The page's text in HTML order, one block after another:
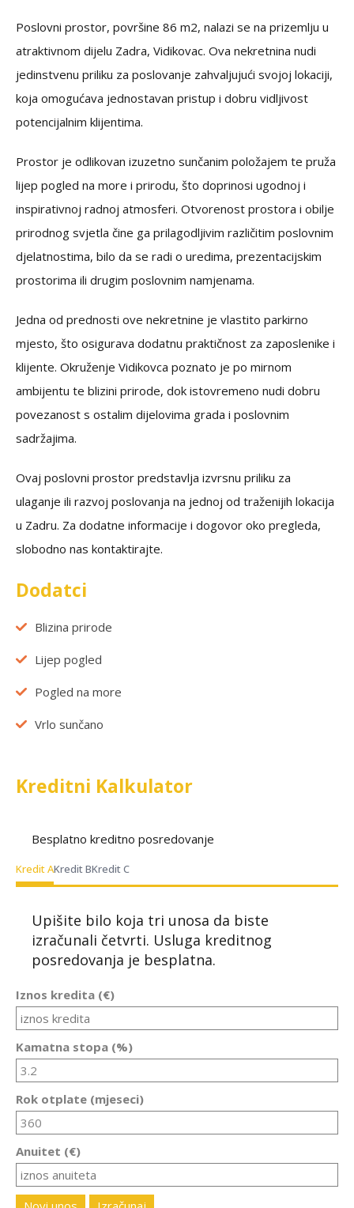
Poslovni prostor, površine 86 m2, nalazi se na prizemlju u
atraktivnom dijelu Zadra, Vidikovac. Ova nekretnina nudi
jedinstvenu priliku za poslovanje zahvaljujući svojoj lokaciji,
koja omogućava jednostavan pristup i dobru vidljivost
potencijalnim klijentima.
Prostor je odlikovan izuzetno sunčanim položajem te pruža
lijep pogled na more i prirodu, što doprinosi ugodnoj i
inspirativnoj radnoj atmosferi. Otvorenost prostora i obilje
prirodnog svjetla čine ga prilagodljivim različitim poslovnim
djelatnostima, bilo da se radi o uredima, prezentacijskim
prostorima ili drugim poslovnim namjenama.
Jedna od prednosti ove nekretnine je vlastito parkirno
mjesto, što osigurava dodatnu praktičnost za zaposlenike i
klijente. Okruženje Vidikovca poznato je po mirnom
ambijentu te blizini prirode, dok istovremeno nudi dobru
povezanost s ostalim dijelovima grada i poslovnim
sadržajima.
Ovaj poslovni prostor predstavlja izvrsnu priliku za
ulaganje ili razvoj poslovanja na jednoj od traženijih lokacija
u Zadru. Za dodatne informacije i dogovor oko pregleda,
slobodno nas kontaktirajte.
Dodatci
Blizina prirode
Lijep pogled
Pogled na more
Vrlo sunčano
Kreditni Kalkulator
Besplatno kreditno posredovanje
Kredit AKredit BKredit C
Upišite bilo koja tri unosa da biste
izračunali četvrti. Usluga kreditnog
posredovanja je besplatna.
Iznos kredita (€)
Kamatna stopa (%)
Rok otplate (mjeseci)
Anuitet (€)